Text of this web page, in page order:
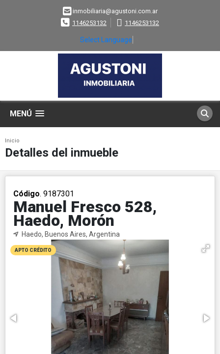
inmobiliaria@agustoni.com.ar
1146253132
1146253132
Select Language
MENÚ
Inicio
Detalles del inmueble
Código. 9187301
Manuel Fresco 528,
Haedo, Morón
Haedo, Buenos Aires, Argentina
APTO CRÉDITO